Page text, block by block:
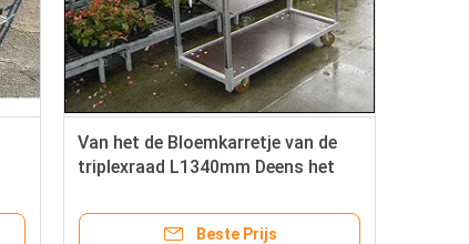
Van het de Bloemkarretje van de
triplexraad L1340mm Deens het
Bever
Beste Prijs